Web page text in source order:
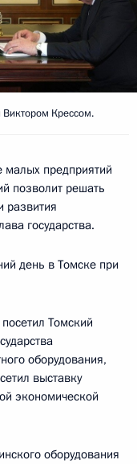
Виктором Крессом.
малых предприятий
позволит решать
развития
государства.
день в Томске при
Томский
оборудования,
выставку
экономической
оборудования